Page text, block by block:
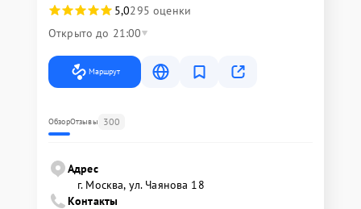
5,0295 оценки
Открыто до 21:00
Маршрут
ОбзорОтзывы 300
Адрес
г. Москва, ул. Чаянова 18
Контакты